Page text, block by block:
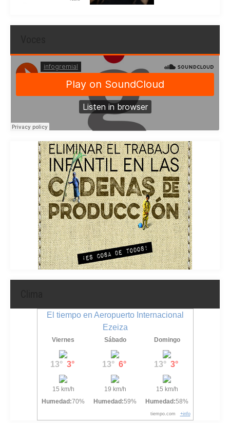
El tiempo en Aeropuerto Internacional
Ezeiza
Viernes
13° 3°
15 km/h
Humedad:70%
Sábado
13° 6°
19 km/h
Humedad:59%
Domingo
13° 3°
15 km/h
Humedad:58%
tiempo.com +info